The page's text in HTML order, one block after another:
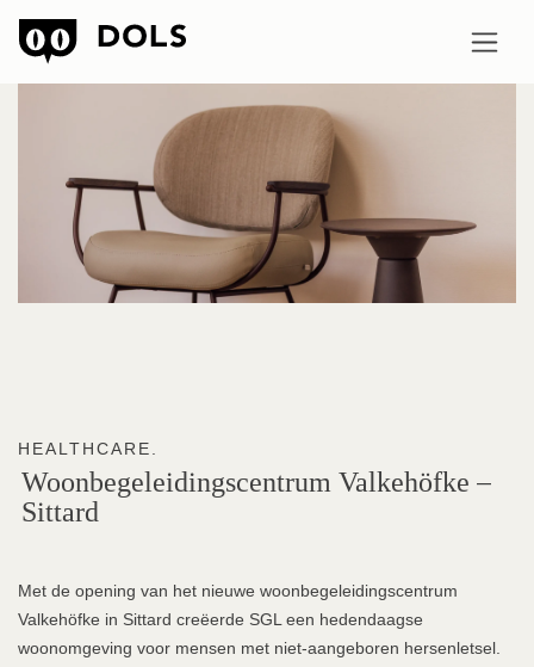
HEALTHCARE.
Woonbegeleidingscentrum Valkehöfke –
Sittard
Met de opening van het nieuwe woonbegeleidingscentrum
Valkehöfke in Sittard creëerde SGL een hedendaagse
woonomgeving voor mensen met niet-aangeboren hersenletsel.